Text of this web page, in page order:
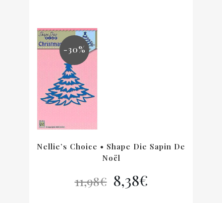
-30%
Nellie’s Choice • Shape Die Sapin De
Noël
11,98€ Le
prix
8,38€Le
prix